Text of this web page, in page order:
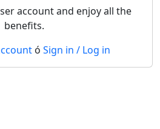
account and enjoy all the
benefits.
ó Sign in / Log in